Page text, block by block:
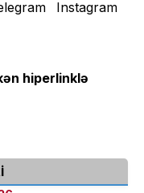
hiperlinklə